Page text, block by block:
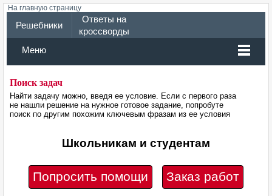
На главную страницу
Решебники
Ответы на
кроссворды
Меню
Поиск задач
Найти задачу можно, введя ее условие. Если с первого раза
не нашли решение на нужное готовое задание, попробуте
поиск по другим похожим ключевым фразам из ее условия
Школьникам и студентам
Попросить помощи Заказ работ